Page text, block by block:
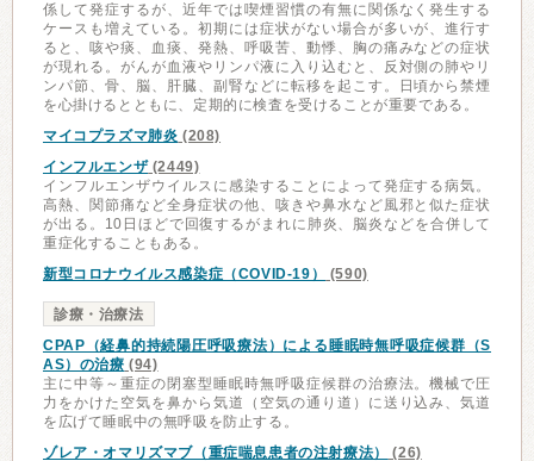
係して発症するが、近年では喫煙習慣の有無に関係なく発生する
ケースも増えている。初期には症状がない場合が多いが、進行す
ると、咳や痰、血痰、発熱、呼吸苦、動悸、胸の痛みなどの症状
が現れる。がんが血液やリンパ液に入り込むと、反対側の肺やリ
ンパ節、骨、脳、肝臓、副腎などに転移を起こす。日頃から禁煙
を心掛けるとともに、定期的に検査を受けることが重要である。
マイコプラズマ肺炎 (208)
インフルエンザ(2449)
インフルエンザウイルスに感染することによって発症する病気。
高熱、関節痛など全身症状の他、咳きや鼻水など風邪と似た症状
が出る。10日ほどで回復するがまれに肺炎、脳炎などを合併して
重症化することもある。
新型コロナウイルス感染症（COVID-19）
(590)
診療・治療法
CPAP（経鼻的持続陽圧呼吸療法）による睡眠時無呼吸症候群（S
AS）の治療 (94)
主に中等～重症の閉塞型睡眠時無呼吸症候群の治療法。機械で圧
力をかけた空気を鼻から気道（空気の通り道）に送り込み、気道
を広げて睡眠中の無呼吸を防止する。
ゾレア・オマリズマブ（重症喘息患者の注射療法）
(26)